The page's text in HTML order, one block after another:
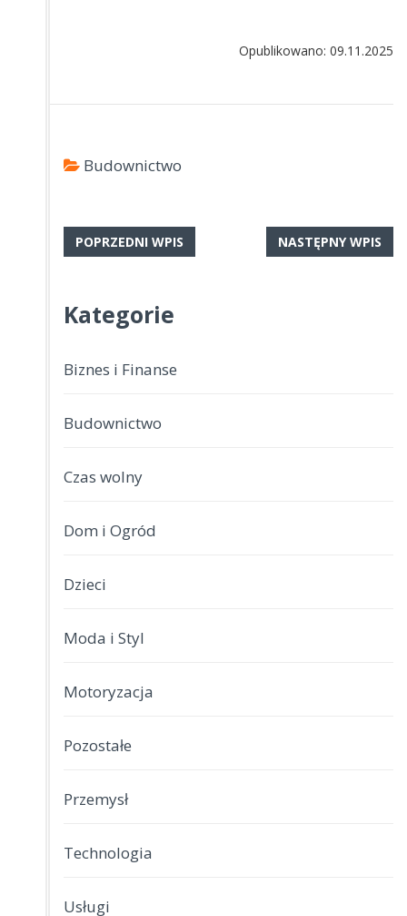
Opublikowano: 09.11.2025
Budownictwo
POPRZEDNI WPIS NASTĘPNY WPIS
Kategorie
Biznes i Finanse
Budownictwo
Czas wolny
Dom i Ogród
Dzieci
Moda i Styl
Motoryzacja
Pozostałe
Przemysł
Technologia
Usługi